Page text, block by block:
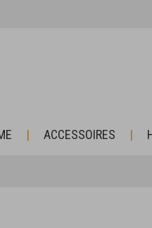
ACCESSOIRES